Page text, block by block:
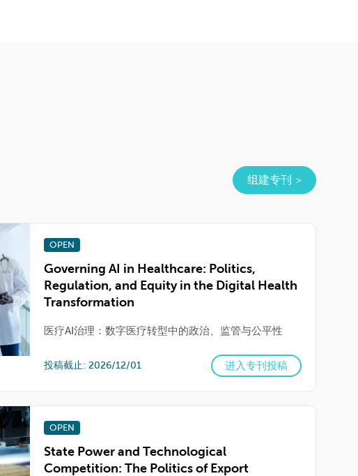
组建专刊
OPEN
Governing AI in Healthcare: Politics,
Regulation, and Equity in the Digital Health
Transformation
医疗AI治理：数字医疗转型中的政治、监管与公平性
投稿截止: 2026/12/01 进入专刊投稿
OPEN
State Power and Technological
Competition: The Politics of Export